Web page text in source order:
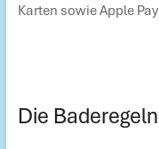
Karten sowie Apple
Die Baderegeln